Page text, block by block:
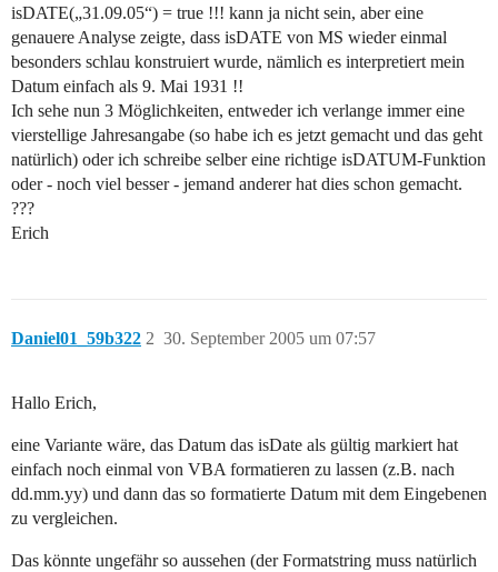
isDATE(„31.09.05“) = true !!! kann ja nicht sein, aber eine
genauere Analyse zeigte, dass isDATE von MS wieder einmal
besonders schlau konstruiert wurde, nämlich es interpretiert mein
Datum einfach als 9. Mai 1931 !!
Ich sehe nun 3 Möglichkeiten, entweder ich verlange immer eine
vierstellige Jahresangabe (so habe ich es jetzt gemacht und das geht
natürlich) oder ich schreibe selber eine richtige isDATUM-Funktion
oder - noch viel besser - jemand anderer hat dies schon gemacht.
???
Erich
Daniel01_59b322 30. September 2005 um 07:57
2
Hallo Erich,
eine Variante wäre, das Datum das isDate als gültig markiert hat
einfach noch einmal von VBA formatieren zu lassen (z.B. nach
dd.mm.yy) und dann das so formatierte Datum mit dem Eingebenen
zu vergleichen.
Das könnte ungefähr so aussehen (der Formatstring muss natürlich